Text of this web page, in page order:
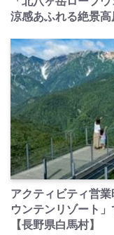
涼感あふれる絶景高
アクティビティ営
ウンテンリゾート
【長野県白馬村】